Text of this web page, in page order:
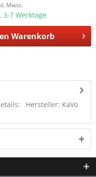
Mwst.
7 Werktage
Warenkorb
Hersteller: KaVo